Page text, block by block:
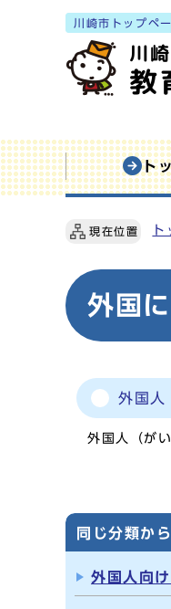
川崎市トップペ
ト
現在位置 ト
外国
外国人
外国人（が
同じ分類か
外国人向